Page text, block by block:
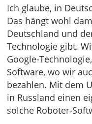
Ich glaube, in
Das hängt wohl
Deutschland und
Technologie gibt.
Google-
Software, wo wir
bezahlen. Mit dem
in Russland einen
solche Roboter-